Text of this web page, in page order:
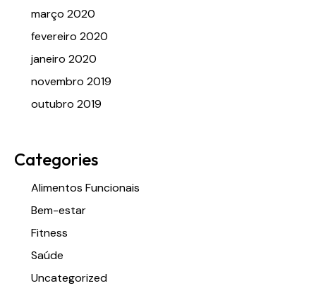
março 2020
fevereiro 2020
janeiro 2020
novembro 2019
outubro 2019
Categories
Alimentos Funcionais
Bem-estar
Fitness
Saúde
Uncategorized